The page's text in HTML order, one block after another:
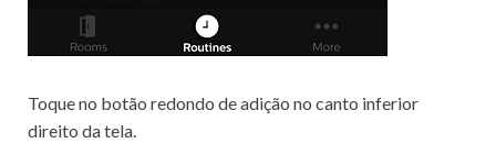
Toque no botão redondo de adição no canto inferior
direito da tela.